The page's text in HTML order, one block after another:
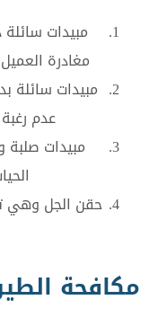
مبيدات
مغادرة العميل
مبيدات سائلة
عدم
مبيدات
حقن الجل وهي
مكافحة